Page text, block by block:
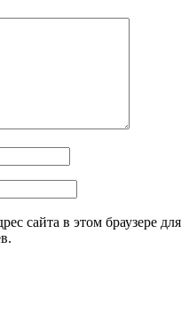
сайта в этом браузере для